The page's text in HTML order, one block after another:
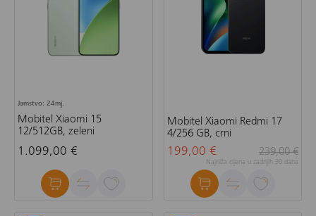
Jamstvo: 24mj.
Mobitel Xiaomi 15
12/512GB, zeleni
1.099,00 €
Mobitel Xiaomi Redmi 17
4/256 GB, crni
199,00 € 239,00 €
Najniža cijena u zadnjih 30 dana